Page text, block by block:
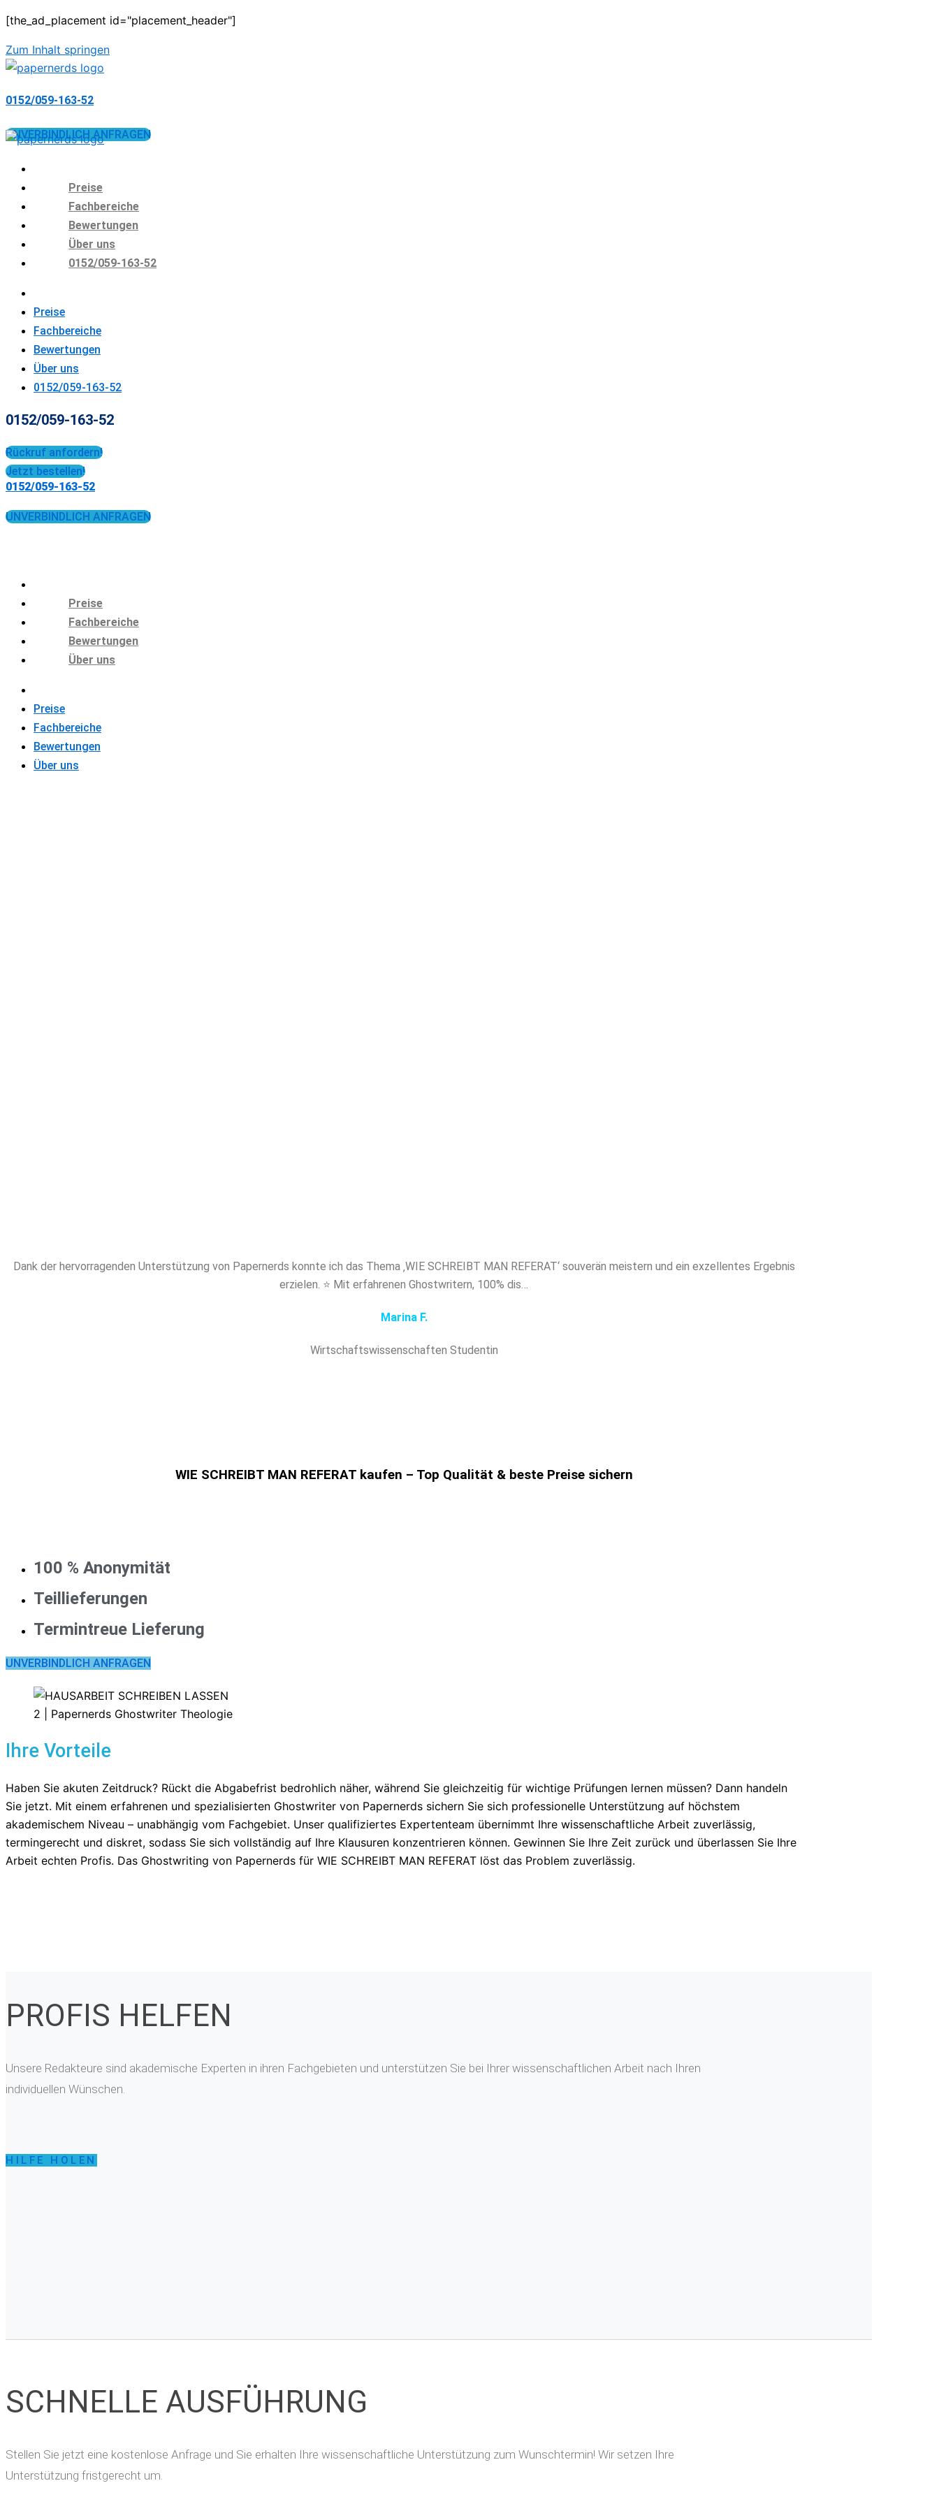
[the_ad_placement id="placement_header"]
Zum Inhalt springen
0152/059-163-52
UNVERBINDLICH ANFRAGEN
Preise
Fachbereiche
Bewertungen
Über uns
0152/059-163-52
Preise
Fachbereiche
Bewertungen
Über uns
0152/059-163-52
0152/059-163-52
Rückruf anfordern!
Jetzt bestellen!
0152/059-163-52
UNVERBINDLICH ANFRAGEN
Preise
Fachbereiche
Bewertungen
Über uns
Preise
Fachbereiche
Bewertungen
Über uns
Dank der hervorragenden Unterstützung von Papernerds konnte ich das Thema ‚WIE SCHREIBT MAN REFERAT‘ souverän meistern und ein exzellentes Ergebnis
erzielen. ⭐ Mit erfahrenen Ghostwritern, 100% dis…
Marina F.
Wirtschaftswissenschaften Studentin
WIE SCHREIBT MAN REFERAT kaufen – Top Qualität & beste Preise sichern
100 % Anonymität
Teillieferungen
Termintreue Lieferung
UNVERBINDLICH ANFRAGEN
Ihre Vorteile
Haben Sie akuten Zeitdruck? Rückt die Abgabefrist bedrohlich näher, während Sie gleichzeitig für wichtige Prüfungen lernen müssen? Dann handeln
Sie jetzt. Mit einem erfahrenen und spezialisierten Ghostwriter von Papernerds sichern Sie sich professionelle Unterstützung auf höchstem
akademischem Niveau – unabhängig vom Fachgebiet. Unser qualifiziertes Expertenteam übernimmt Ihre wissenschaftliche Arbeit zuverlässig,
termingerecht und diskret, sodass Sie sich vollständig auf Ihre Klausuren konzentrieren können. Gewinnen Sie Ihre Zeit zurück und überlassen Sie Ihre
Arbeit echten Profis. Das Ghostwriting von Papernerds für WIE SCHREIBT MAN REFERAT löst das Problem zuverlässig.
PROFIS HELFEN
Unsere Redakteure sind akademische Experten in ihren Fachgebieten und unterstützen Sie bei Ihrer wissenschaftlichen Arbeit nach Ihren
individuellen Wünschen.
HILFE HOLEN
SCHNELLE AUSFÜHRUNG
Stellen Sie jetzt eine kostenlose Anfrage und Sie erhalten Ihre wissenschaftliche Unterstützung zum Wunschtermin! Wir setzen Ihre
Unterstützung fristgerecht um.